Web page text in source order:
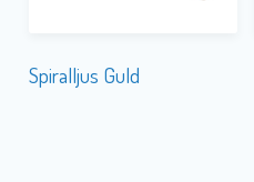
Spiralljus Guld